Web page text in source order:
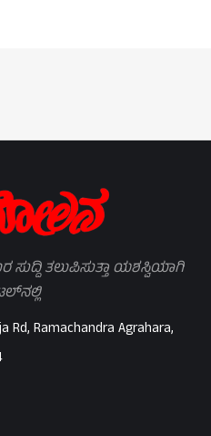
ತಲುಪಿಸುತ್ತಾ ಯಶಸ್ವಿಯಾಗಿ
Rd, Ramachandra Agrahara,